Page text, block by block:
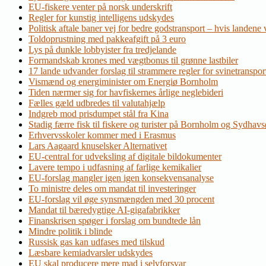
EU-fiskere venter på norsk underskrift
Regler for kunstig intelligens udskydes
Politisk aftale baner vej for bedre godstransport – hvis landene
Toldoprustning med pakkeafgift på 3 euro
Lys på dunkle lobbyister fra tredjelande
Formandskab krones med vægtbonus til grønne lastbiler
17 lande udvander forslag til strammere regler for
Vismænd og energiminister om Energiø Bornholm
Tiden nærmer sig for havfiskernes årlige neglebideri
Fælles gæld udbredes til valutahjælp
Indgreb mod prisdumpet stål fra Kina
Stadig færre fisk til fiskere og turister på Bornholm og
Erhvervsskoler kommer med i Erasmus
Lars Aagaard knuselsker Alternativet
EU-central for udveksling af digitale bildokumenter
Lavere tempo i udfasning af farlige kemikalier
EU-forslag mangler igen igen konsekvensanalyse
To ministre deles om mandat til investeringer
EU-forslag vil øge synsmængden med 30 procent
Mandat til bæredygtige AI-gigafabrikker
Finanskrisen spøger i forslag om bundtede lån
Mindre politik i blinde
Russisk gas kan udfases med tilskud
Læsbare kemiadvarsler udskydes
EU skal producere mere mad i selvforsvar